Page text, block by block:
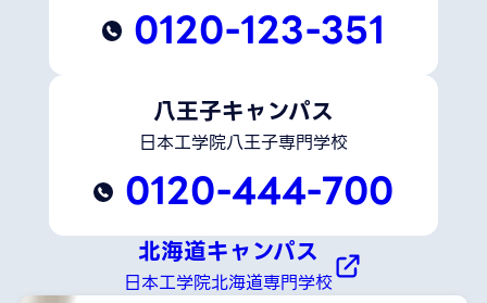
0120-123-351
八王子キャンパス
日本工学院八王子専門学校
0120-444-700
北海道キャンパス
日本工学院北海道専門学校